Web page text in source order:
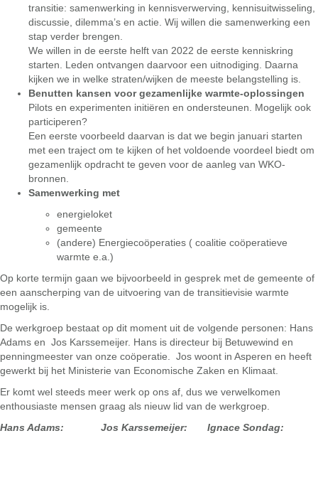
transitie: samenwerking in kennisverwerving, kennisuitwisseling,
discussie, dilemma’s en actie. Wij willen die samenwerking een
stap verder brengen.
We willen in de eerste helft van 2022 de eerste kenniskring
starten. Leden ontvangen daarvoor een uitnodiging. Daarna
kijken we in welke straten/wijken de meeste belangstelling is.
Benutten kansen voor gezamenlijke warmte-oplossingen
Pilots en experimenten initiëren en ondersteunen. Mogelijk ook
participeren?
Een eerste voorbeeld daarvan is dat we begin januari starten
met een traject om te kijken of het voldoende voordeel biedt om
gezamenlijk opdracht te geven voor de aanleg van WKO-
bronnen.
Samenwerking met
energieloket
gemeente
(andere) Energiecoöperaties ( coalitie coöperatieve
warmte e.a.)
Op korte termijn gaan we bijvoorbeeld in gesprek met de gemeente of
een aanscherping van de uitvoering van de transitievisie warmte
mogelijk is.
De werkgroep bestaat op dit moment uit de volgende personen: Hans
Adams en Jos Karssemeijer. Hans is directeur bij Betuwewind en
penningmeester van onze coöperatie. Jos woont in Asperen en heeft
gewerkt bij het Ministerie van Economische Zaken en Klimaat.
Er komt wel steeds meer werk op ons af, dus we verwelkomen
enthousiaste mensen graag als nieuw lid van de werkgroep.
Hans Adams: Jos Karssemeijer: Ignace Sondag: